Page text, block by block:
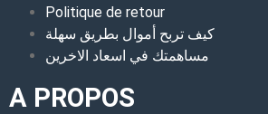
Politique de retour
كيف تربح أموال بطريق سهلة
مساهمتك في اسعاد الاخرين
A PROPOS